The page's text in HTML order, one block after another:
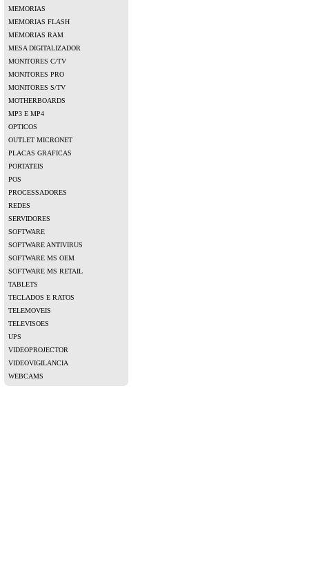
MEMORIAS
MEMORIAS FLASH
MEMORIAS RAM
MESA DIGITALIZADOR
MONITORES C/TV
MONITORES PRO
MONITORES S/TV
MOTHERBOARDS
MP3 E MP4
OPTICOS
OUTLET MICRONET
PLACAS GRAFICAS
PORTATEIS
POS
PROCESSADORES
REDES
SERVIDORES
SOFTWARE
SOFTWARE ANTIVIRUS
SOFTWARE MS OEM
SOFTWARE MS RETAIL
TABLETS
TECLADOS E RATOS
TELEMOVEIS
TELEVISOES
UPS
VIDEOPROJECTOR
VIDEOVIGILANCIA
WEBCAMS